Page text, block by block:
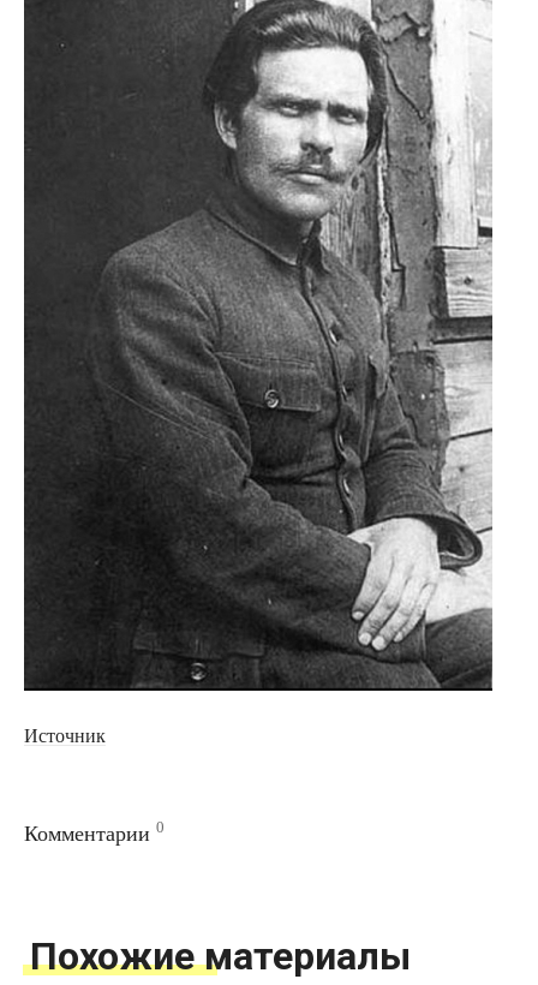
Источник
Комментарии 0
Похожие материалы